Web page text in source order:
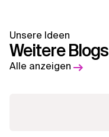
Unsere Ideen
Weitere Blogs
Alle anzeigen